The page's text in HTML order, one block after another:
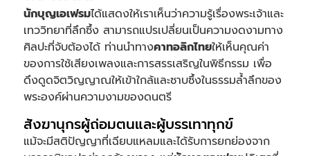
นักบุญเอเฟรมได้แสดงให้เราเห็นว่าความรู้เรื่องพระเจ้าและ
เทววิทยาที่ลึกซึ้ง สามารถแปรเปลี่ยนเป็นความงดงามทาง
ศิลปะที่จับต้องได้ ท่านนำทางคาทอลิกไทยให้เห็นคุณค่า
ของการใช้เสียงเพลงและการสรรเสริญในพิธีกรรม เพื่อ
ดึงดูดจิตวิญญาณให้เข้าใกล้และซาบซึ้งในธรรมล้ำลึกของ
พระองค์ผ่านความงามของดนตรี
สังฆานุกรผู้ถ่อมตนและผู้บรรเทาทุกข์
แม้จะมีสติปัญญาที่เฉียบแหลมและได้รับการยกย่องจาก